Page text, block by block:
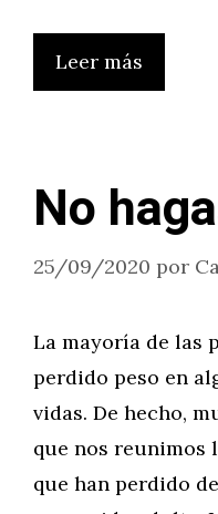
Leer más
No
25/09/2020 por
La mayoría de las
perdido peso en
vidas. De hecho,
que nos reunimos
que han perdido